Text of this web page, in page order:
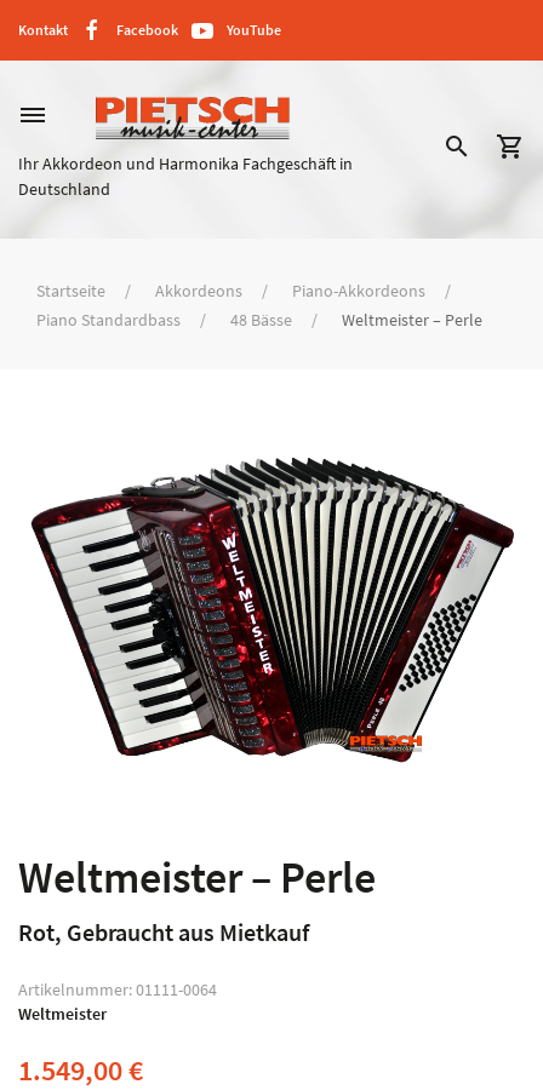
Kontakt Facebook YouTube
dehaze
Ihr Akkordeon und Harmonika Fachgeschäft in
Deutschland
search shopping_cart
Startseite Akkordeons
Piano-Akkordeons
Piano Standardbass
48 Bässe Weltmeister – Perle
Weltmeister – Perle
Rot, Gebraucht aus Mietkauf
Artikelnummer:01111-0064
Weltmeister
1.549,00€